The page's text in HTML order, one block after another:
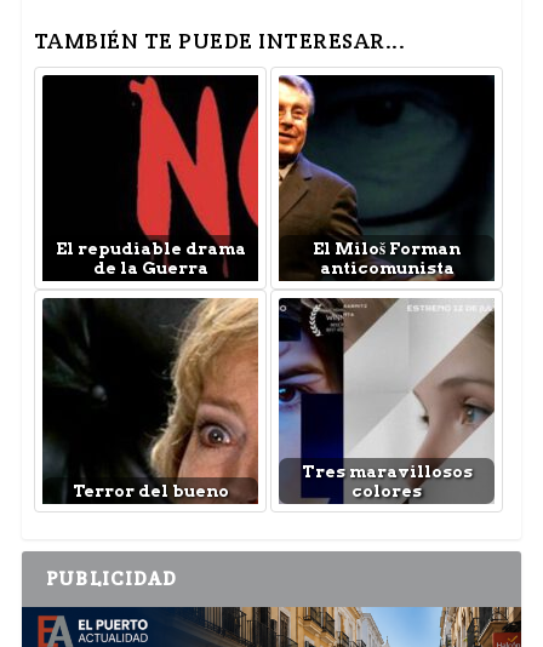
TAMBIÉN TE PUEDE INTERESAR...
El repudiable drama
de la Guerra
El Miloš Forman
anticomunista
Terror del bueno
Tres maravillosos
colores
PUBLICIDAD